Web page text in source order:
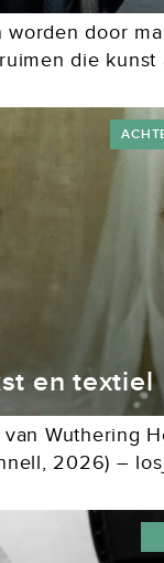
worden door
die kunst
recensies
en textiel
Wuthering
2026) –
veel